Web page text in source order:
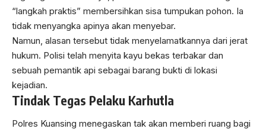
“langkah praktis” membersihkan sisa tumpukan pohon. Ia
tidak menyangka apinya akan menyebar.
Namun, alasan tersebut tidak menyelamatkannya dari jerat
hukum. Polisi telah menyita kayu bekas terbakar dan
sebuah pemantik api sebagai barang bukti di lokasi
kejadian.
Tindak Tegas Pelaku Karhutla
Polres Kuansing menegaskan tak akan memberi ruang bagi